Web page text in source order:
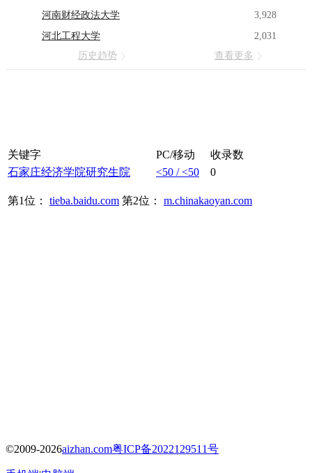
河南财经政法大学
3,928
河北工程大学
2,031
历史趋势
查看更多
关键字 PC/移动
收录数
石家庄经济学院研究生院 <50 / <50 0
第1位： tieba.baidu.com 第2位： m.chinakaoyan.com
©2009-2026aizhan.com粤ICP备2022129511号